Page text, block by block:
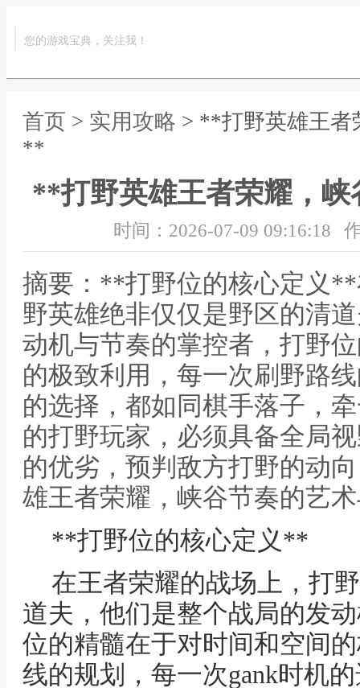
您的游戏宝典，关注我！
首页 > 实用攻略 > **打野英雄王者
**
**打野英雄王者荣耀，
时间：2026-07-09 09:16:18
摘要：**打野位的核心定义
野英雄绝非仅仅是野区的清
动机与节奏的掌控者，打野
的极致利用，每一次刷野路
的选择，都如同棋手落子，
的打野玩家，必须具备全局
的优劣，预判敌方打野的动
雄王者荣耀，峡谷节奏的艺
**打野位的核心定义**
在王者荣耀的战场上，打
道夫，他们是整个战局的发
位的精髓在于对时间和空间
线的规划，每一次gank时机